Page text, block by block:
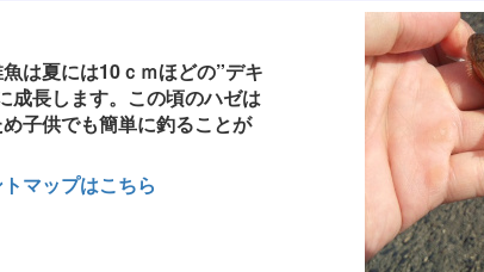
は夏には10ｃｍほどの”デキ
成長します。この頃のハゼは
子供でも簡単に釣ることが
マップはこちら